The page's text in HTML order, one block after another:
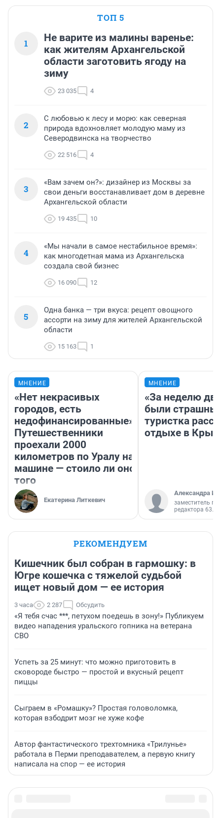
ТОП 5
1
Не варите из малины варенье:
как жителям Архангельской
области заготовить ягоду на
зиму
23 035 4
2
С любовью к лесу и морю: как северная
природа вдохновляет молодую маму из
Северодвинска на творчество
22 516 4
3
«Вам зачем он?»: дизайнер из Москвы за
свои деньги восстанавливает дом в деревне
Архангельской области
19 435 10
4
«Мы начали в самое нестабильное время»:
как многодетная мама из Архангельска
создала свой бизнес
16 090 12
5
Одна банка — три вкуса: рецепт овощного
ассорти на зиму для жителей Архангельской
области
15 163 1
МНЕНИЕ
«Нет некрасивых
городов, есть
недофинансированные».
Путешественники
проехали 2000
километров по Уралу на
машине — стоило ли оно
того
Екатерина Литкевич
МНЕНИЕ
«За неделю
были
туристка
отдыхе в
Александра
заместитель
редактора 63.RU
РЕКОМЕНДУЕМ
Кишечник был собран в гармошку: в
Югре кошечка с тяжелой судьбой
ищет новый дом — ее история
3 часа 2 287 Обсудить
«Я тебя счас ***, петухом поедешь в зону!» Публикуем
видео нападения уральского гопника на ветерана
СВО
Успеть за 25 минут: что можно приготовить в
сковороде быстро — простой и вкусный рецепт
пиццы
Сыграем в «Ромашку»? Простая головоломка,
которая взбодрит мозг не хуже кофе
Автор фантастического трехтомника «Трилунье»
работала в Перми преподавателем, а первую книгу
написала на спор — ее история